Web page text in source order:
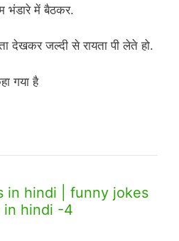
भंडारे में बैठकर.
देखकर जल्दी से रायता पी लेते हो.
गया है
in hindi | funny jokes
in hindi -4